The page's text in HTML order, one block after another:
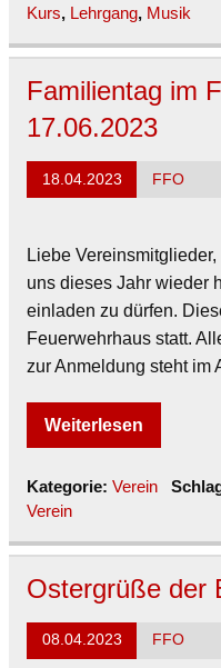
Kurs, Lehrgang, Musik
Familientag im
17.06.2023
18.04.2023 FFO
Liebe
uns dieses Jahr wieder
einladen zu dürfen.
Feuerwehrhaus statt.
zur Anmeldung steht im
Weiterlesen
Kategorie: Verein
Verein
Ostergrüße der
08.04.2023 FFO